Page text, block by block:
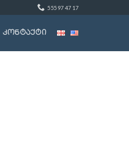
555 97 47 17
კონტაქტი